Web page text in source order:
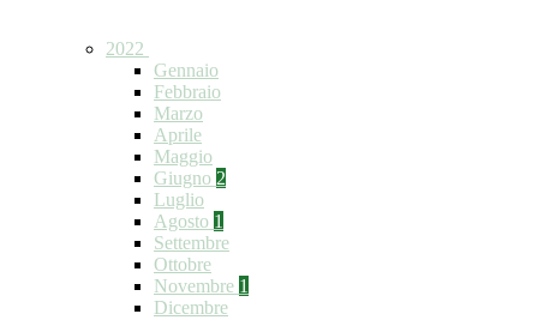
2022
Gennaio
Febbraio
Marzo
Aprile
Maggio
Giugno 2
Luglio
Agosto 1
Settembre
Ottobre
Novembre 1
Dicembre